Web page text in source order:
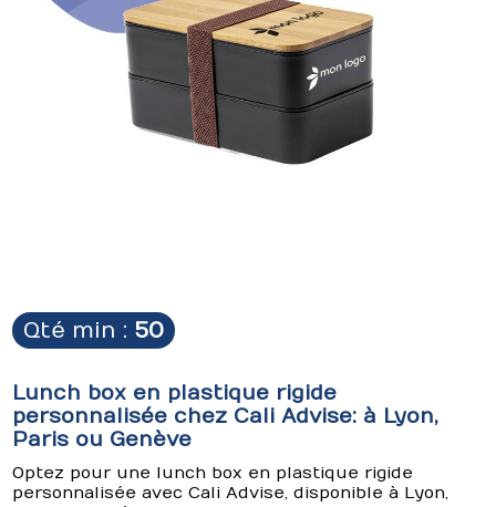
Qté min : 50
Lunch box en plastique rigide
personnalisée chez Cali Advise: à Lyon,
Paris ou Genève
Optez pour une lunch box en plastique rigide
personnalisée avec Cali Advise, disponible à Lyon,